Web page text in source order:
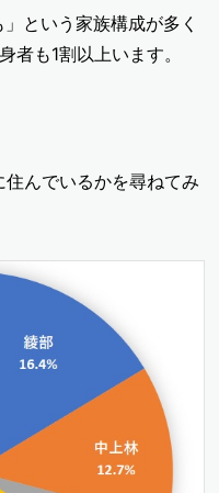
という家族構成が多く
者も1割以上います。
んでいるかを尋ねてみ